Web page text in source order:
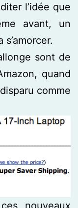
l’idée que
avant, un
sont de
quand
comme
nouveaux